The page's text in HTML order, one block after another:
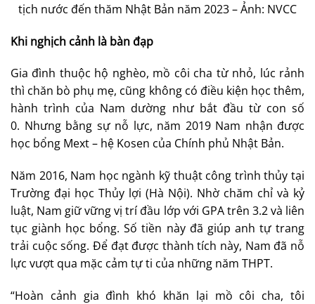
tịch nước đến thăm Nhật Bản năm 2023 – Ảnh: NVCC
Khi nghịch cảnh là bàn đạp
Gia đình thuộc hộ nghèo, mồ côi cha từ nhỏ, lúc rảnh
thì chăn bò phụ mẹ, cũng không có điều kiện học thêm,
hành trình của Nam dường như bắt đầu từ con số
0. Nhưng bằng sự nỗ lực, năm 2019 Nam nhận được
học bổng Mext – hệ Kosen của Chính phủ Nhật Bản.
Năm 2016, Nam học ngành kỹ thuật công trình thủy tại
Trường đại học Thủy lợi (Hà Nội). Nhờ chăm chỉ và kỷ
luật, Nam giữ vững vị trí đầu lớp với GPA trên 3.2 và liên
tục giành học bổng. Số tiền này đã giúp anh tự trang
trải cuộc sống. Để đạt được thành tích này, Nam đã nỗ
lực vượt qua mặc cảm tự ti của những năm THPT.
“Hoàn cảnh gia đình khó khăn lại mồ côi cha, tôi